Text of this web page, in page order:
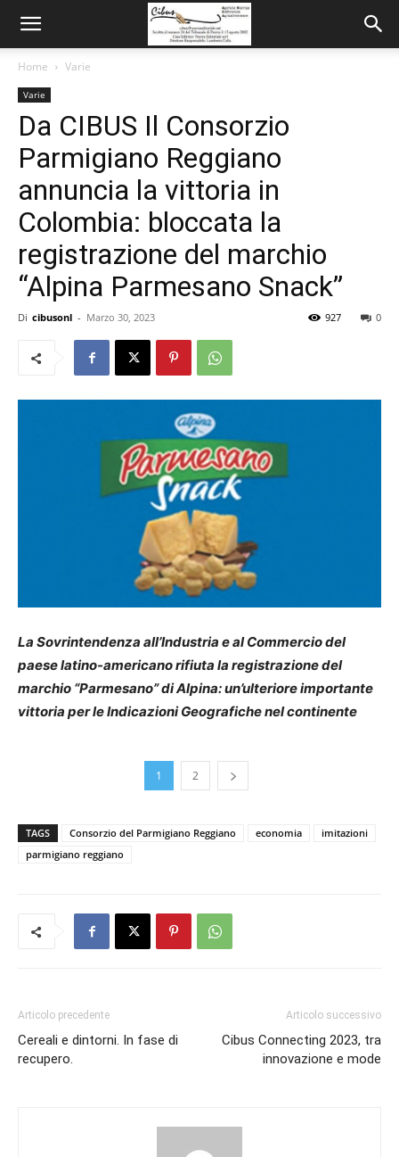
Home Varie
Varie
Da CIBUS Il Consorzio
Parmigiano Reggiano
annuncia la vittoria in
Colombia: bloccata la
registrazione del marchio
“Alpina Parmesano Snack”
Di cibusonl - Marzo 30, 2023 0
927
La Sovrintendenza all’Industria e al Commercio del
paese latino-americano rifiuta la registrazione del
marchio “Parmesano” di Alpina: un’ulteriore importante
vittoria per le Indicazioni Geografiche nel continente
1 2
TAGS Consorzio del Parmigiano Reggiano economia
imitazioni
parmigiano reggiano
Articolo precedente
Cereali e dintorni. In fase di
recupero.
Articolo successivo
Cibus Connecting 2023, tra
innovazione e mode